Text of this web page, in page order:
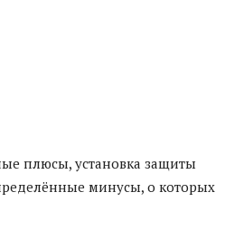
плюсы, установка защиты
минусы, о которых